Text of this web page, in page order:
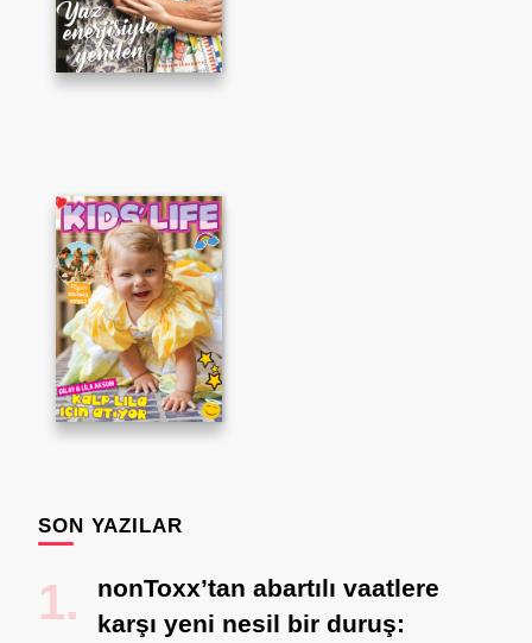
SON YAZILAR
nonToxx’tan abartılı vaatlere
karşı yeni nesil bir duruş: